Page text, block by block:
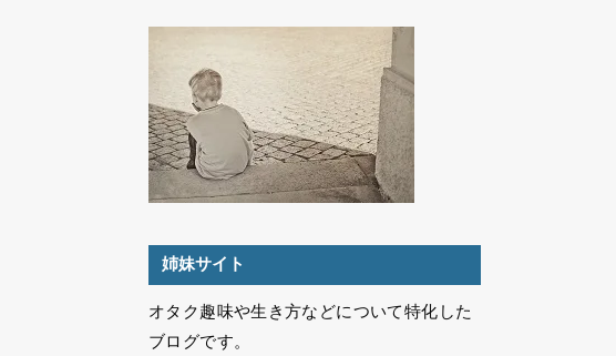
姉妹サイト
オタク趣味や生き方などについて特化した
ブログです。